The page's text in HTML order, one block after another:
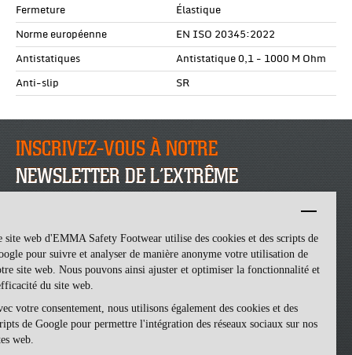
site web d'EMMA Safety Footwear utilise des cookies et des scripts de
pour suivre et analyser de manière anonyme votre utilisation de
site web. Nous pouvons ainsi ajuster et optimiser la fonctionnalité et
du site web.
votre consentement, nous utilisons également des cookies et des
de Google pour permettre l'intégration des réseaux sociaux sur nos
web.
Fermeture
Élastique
Norme européenne
EN ISO 20345:2022
Antistatiques
Antistatique 0,1 - 1000 M Ohm
Anti-slip
SR
INSCRIVEZ-VOUS À NOTRE
NEWSLETTER DE L’EXTRÊME